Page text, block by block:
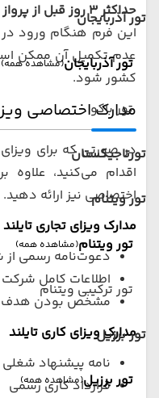
تور آذربایجان
تور آذربایجان(مشاهده همه)
تور باکو
تورتاجیکستان
تور ویتنام
تور ویتنام(مشاهده همه)
تور ترکیبی ویتنام
تور برزیل
تور برزیل(مشاهده همه)
حداکثر ۳ روز قبل از پرواز
این فرم هنگام ورود
عدم تکمیل آن ممکن
کشور شود.
مدارک اختصاصی
در صورتی که برای ویزای
اقدام می‌کنید، علاوه
اختصاصی نیز ارائه دهید.
مدارک ویزای تجاری تایلند
دعوت‌نامه رسمی از
اطلاعات کامل
مشخص بودن هدف
مدارک ویزای کاری تایلند
نامه پیشنهاد شغلی
قرارداد کاری رسمی